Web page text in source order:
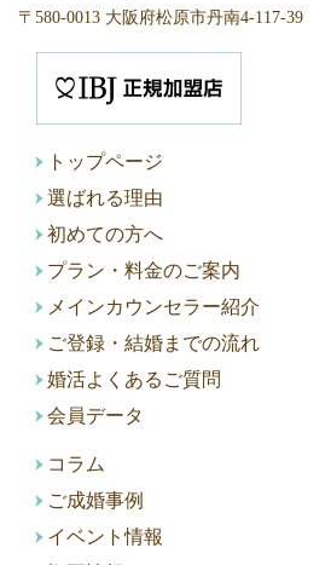
〒580-0013 大阪府松原市丹南4-117-39
トップページ
選ばれる理由
初めての方へ
プラン・料金のご案内
メインカウンセラー紹介
ご登録・結婚までの流れ
婚活よくあるご質問
会員データ
コラム
ご成婚事例
イベント情報